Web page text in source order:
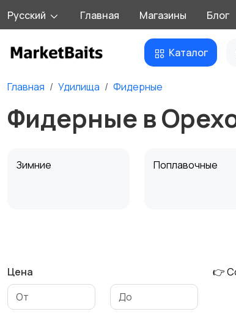
Русский Главная Магазины Блог
Каталог
Главная Удилища Фидерные
Фидерные в
Зимние Поплавочные
Цена 👉